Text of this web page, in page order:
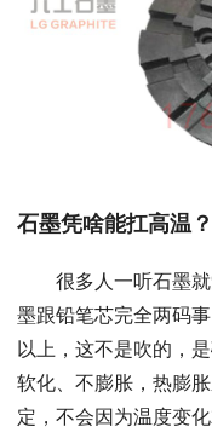
石墨凭啥能扛高温
很多人一听石墨
墨跟铅笔芯完全两码
以上，这不是吹的，
软化、不膨胀，热膨
定，不会因为温度变